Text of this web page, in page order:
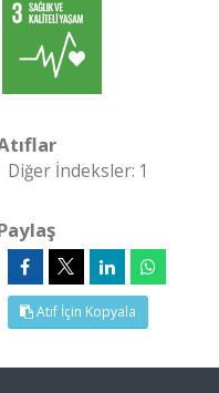
Diğer İndeksler: 1
Atıf İçin Kopyala